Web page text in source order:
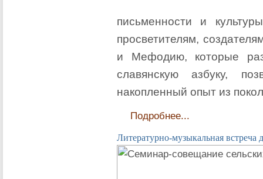
письменности и
просветителям,
и Мефодию, которые
славянскую азбуку,
накопленный опыт из
Подробнее...
Литературно-музыкальная